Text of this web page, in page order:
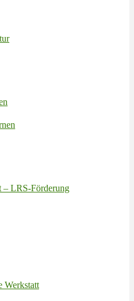
– LRS-Förderung
Werkstatt